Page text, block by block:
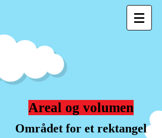
Areal og volumen
Området for et rektangel